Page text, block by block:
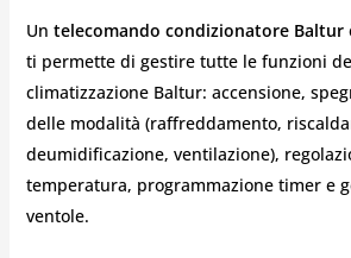
Un telecomando condizionatore Baltur
ti permette di gestire tutte le funzioni
climatizzazione Baltur: accensione,
delle modalità (raffreddamento,
deumidificazione, ventilazione),
temperatura, programmazione timer e
ventole.